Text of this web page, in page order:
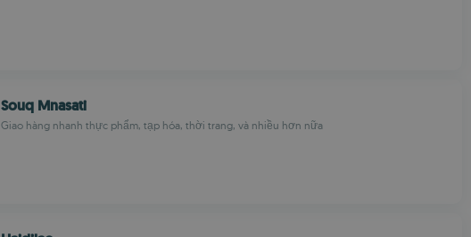
Souq Mnasati
Giao hàng nhanh thực phẩm, tạp hóa, thời trang, và nhiều hơn nữa